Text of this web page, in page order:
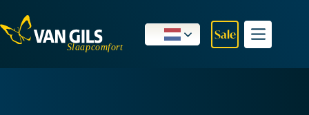
de
inhoud
Sale